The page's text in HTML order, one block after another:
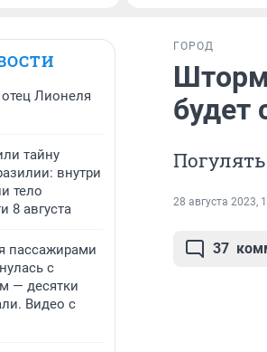
Лионеля
тайну
внутри
тело
8 августа
пассажирами
с
— десятки
Видео с
ГОРОД
будет
28 августа 2023,
37